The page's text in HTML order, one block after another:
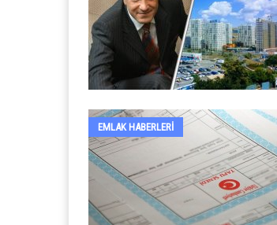
EMLAK HABERLERI